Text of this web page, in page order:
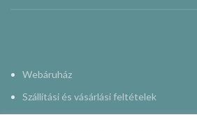
Webáruház
Szállítási és vásárlási feltételek